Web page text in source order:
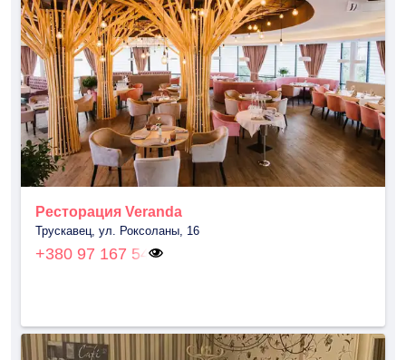
Ресторация Veranda
Трускавец, ул. Роксоланы, 16
+380 97 167 54